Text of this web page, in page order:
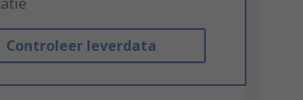
Controleer leverdata